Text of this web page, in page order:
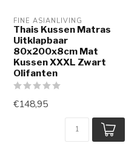
FINE ASIANLIVING
Thais Kussen Matras
Uitklapbaar
80x200x8cm Mat
Kussen XXXL Zwart
Olifanten
€148,95